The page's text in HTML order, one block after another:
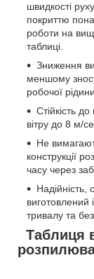
швидкості
покриттю
роботи на
таблиці.
Зниження
меншому
робочої
Стійкість
вітру до 8 м/
Не
конструкції
часу через
Надійність,
виготовлений
тривалу та
Таблиця